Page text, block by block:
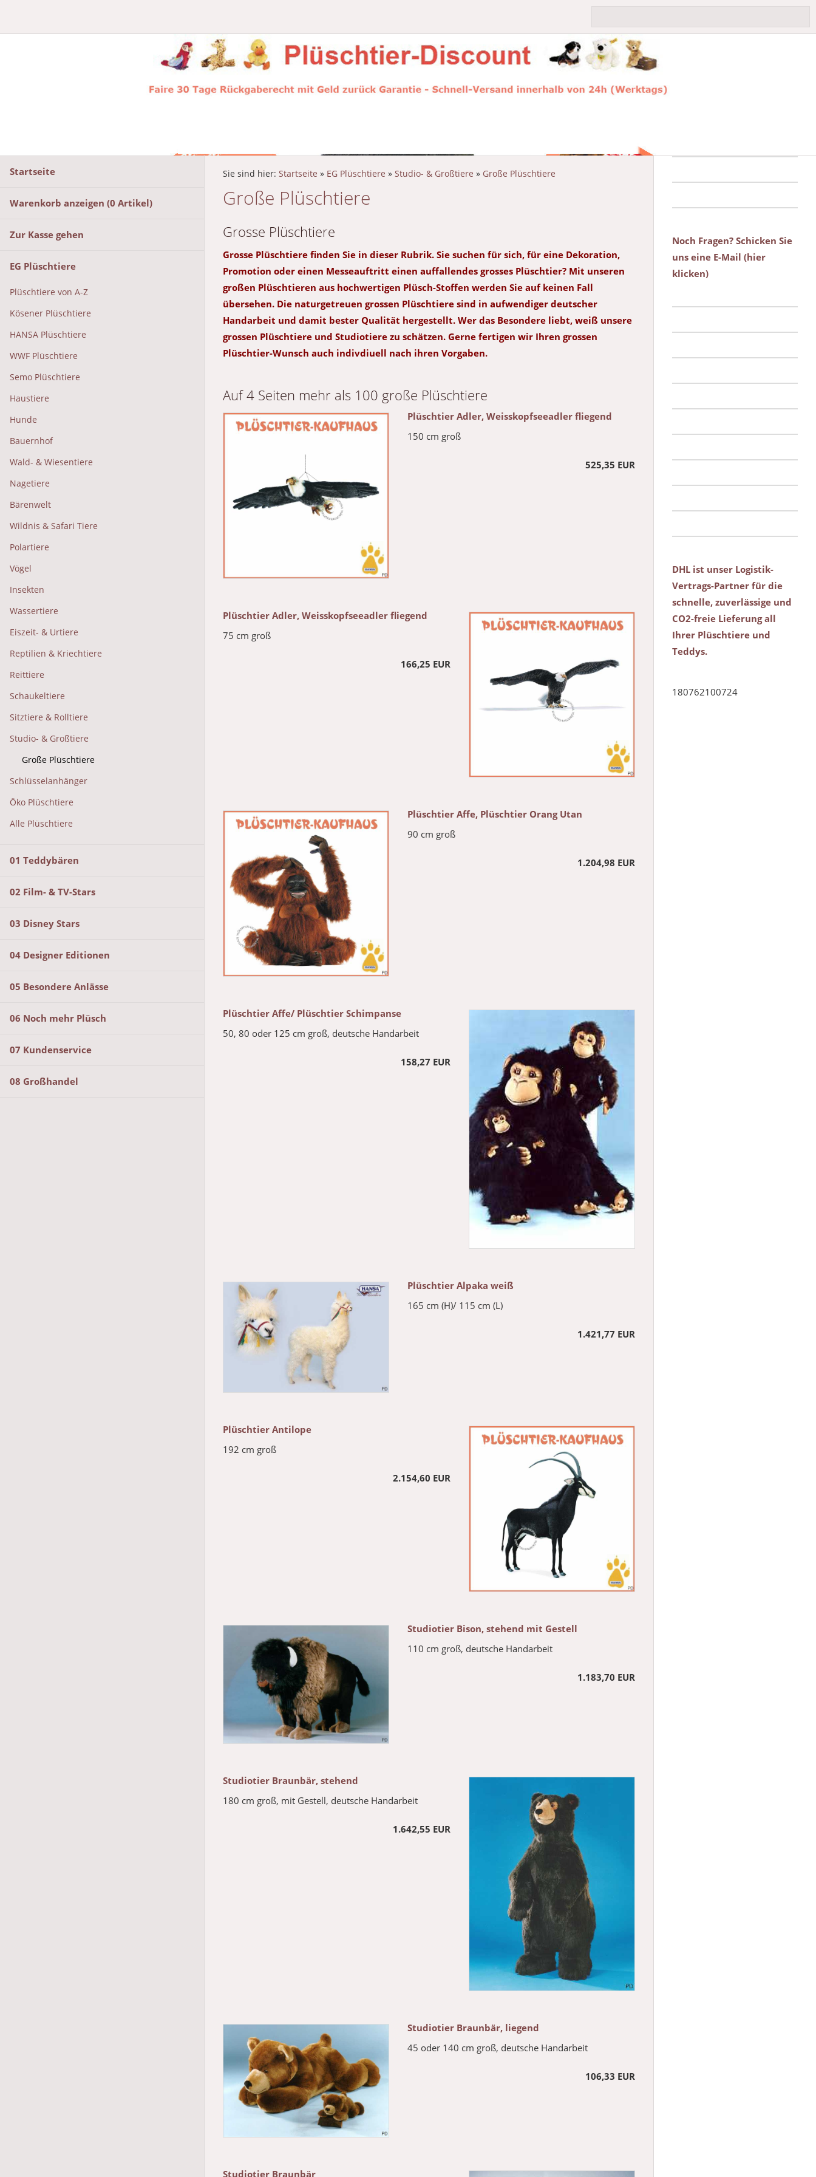
Startseite
Warenkorb anzeigen (0 Artikel)
Zur Kasse gehen
EG Plüschtiere
Plüschtiere von A-Z
Kösener Plüschtiere
HANSA Plüschtiere
WWF Plüschtiere
Semo Plüschtiere
Haustiere
Hunde
Bauernhof
Wald- & Wiesentiere
Nagetiere
Bärenwelt
Wildnis & Safari Tiere
Polartiere
Vögel
Insekten
Wassertiere
Eiszeit- & Urtiere
Reptilien & Kriechtiere
Reittiere
Schaukeltiere
Sitztiere & Rolltiere
Studio- & Großtiere
Große Plüschtiere
Schlüsselanhänger
Öko Plüschtiere
Alle Plüschtiere
01 Teddybären
02 Film- & TV-Stars
03 Disney Stars
04 Designer Editionen
05 Besondere Anlässe
06 Noch mehr Plüsch
07 Kundenservice
08 Großhandel
Sie sind hier: Startseite » EG Plüschtiere » Studio- & Großtiere » Große Plüschtiere
Große Plüschtiere
Grosse Plüschtiere
Grosse Plüschtiere finden Sie in dieser Rubrik. Sie suchen für sich, für eine Dekoration,
Promotion oder einen Messeauftritt einen auffallendes grosses Plüschtier? Mit unseren
großen Plüschtieren aus hochwertigen Plüsch-Stoffen werden Sie auf keinen Fall
übersehen. Die naturgetreuen grossen Plüschtiere sind in aufwendiger deutscher
Handarbeit und damit bester Qualität hergestellt. Wer das Besondere liebt, weiß unsere
grossen Plüschtiere und Studiotiere zu schätzen. Gerne fertigen wir Ihren grossen
Plüschtier-Wunsch auch indivdiuell nach ihren Vorgaben.
Auf 4 Seiten mehr als 100 große Plüschtiere
Plüschtier Adler, Weisskopfseeadler fliegend
150 cm groß
525,35 EUR
Plüschtier Adler, Weisskopfseeadler fliegend
75 cm groß
166,25 EUR
Plüschtier Affe, Plüschtier Orang Utan
90 cm groß
1.204,98 EUR
Plüschtier Affe/ Plüschtier Schimpanse
50, 80 oder 125 cm groß, deutsche Handarbeit
158,27 EUR
Plüschtier Alpaka weiß
165 cm (H)/ 115 cm (L)
1.421,77 EUR
Plüschtier Antilope
192 cm groß
2.154,60 EUR
Studiotier Bison, stehend mit Gestell
110 cm groß, deutsche Handarbeit
1.183,70 EUR
Studiotier Braunbär, stehend
180 cm groß, mit Gestell, deutsche Handarbeit
1.642,55 EUR
Studiotier Braunbär, liegend
45 oder 140 cm groß, deutsche Handarbeit
106,33 EUR
Studiotier Braunbär
Noch Fragen? Schicken Sie
uns eine E-Mail (hier
klicken)
DHL ist unser Logistik-
Vertrags-Partner für die
schnelle, zuverlässige und
CO2-freie Lieferung all
Ihrer Plüschtiere und
Teddys.
180762100724